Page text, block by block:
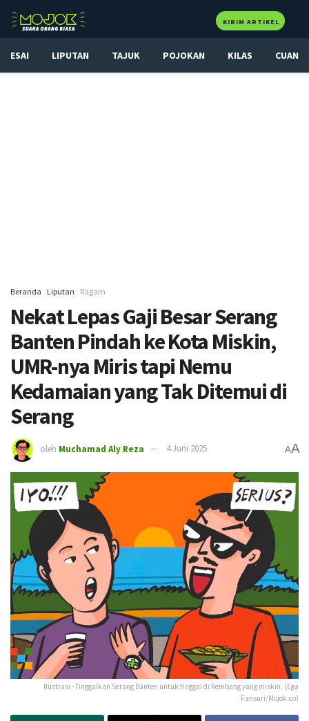
KIRIM ARTIKEL
ESAI LIPUTAN TAJUK POJOKAN KILAS CUAN
Beranda Liputan Ragam
Nekat Lepas Gaji Besar Serang
Banten Pindah ke Kota Miskin,
UMR-nya Miris tapi Nemu
Kedamaian yang Tak Ditemui di
Serang
oleh Muchamad Aly Reza 4 Juni 2025 AA
Ilustrasi - Tinggalkan Serang Banten untuk tinggal di Rembang yang miskin. (Ega
Fansuri/Mojok.co)